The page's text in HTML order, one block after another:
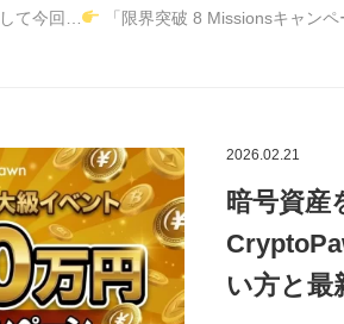
て今回…
「限界突破 8 Missionsキャン
2026.02.21
暗号資産
い方と最